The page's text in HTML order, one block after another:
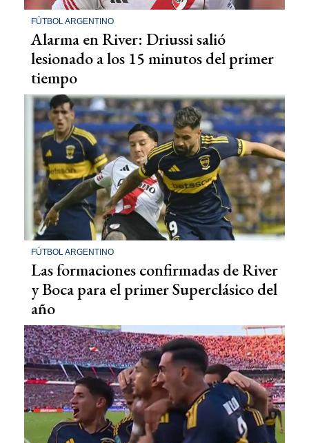
FÚTBOL ARGENTINO
Alarma en River: Driussi salió
lesionado a los 15 minutos del primer
tiempo
FÚTBOL ARGENTINO
Las formaciones confirmadas de River
y Boca para el primer Superclásico del
año